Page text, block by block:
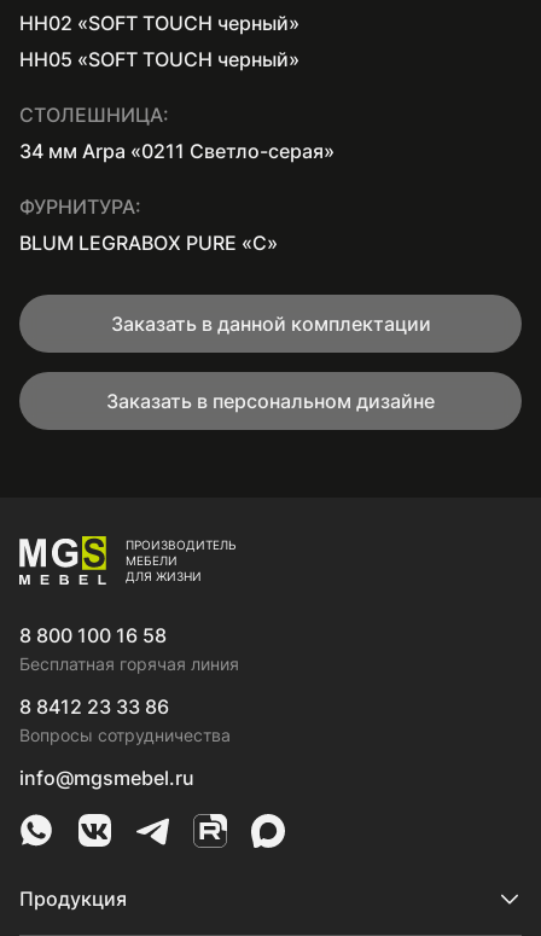
HH02 «SOFT TOUCH черный»
HH05 «SOFT TOUCH черный»
СТОЛЕШНИЦА:
34 мм Arpa «0211 Светло-серая»
ФУРНИТУРА:
BLUM LEGRABOX PURE «С»
Заказать в данной комплектации
Заказать в персональном дизайне
ПРОИЗВОДИТЕЛЬ
МЕБЕЛИ
ДЛЯ ЖИЗНИ
8 800 100 16 58
Бесплатная горячая линия
8 8412 23 33 86
Вопросы сотрудничества
info@mgsmebel.ru
MGS Mebel в Whatsapp
MGS Mebel в VK
MGS Mebel в Telegram
MGS Mebel на Rutube
MGS Mebel на MAX
Продукция